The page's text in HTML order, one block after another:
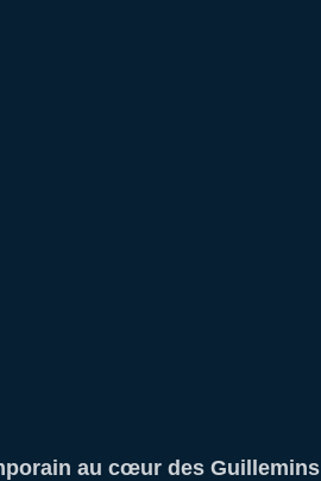
au cœur des Guillemins